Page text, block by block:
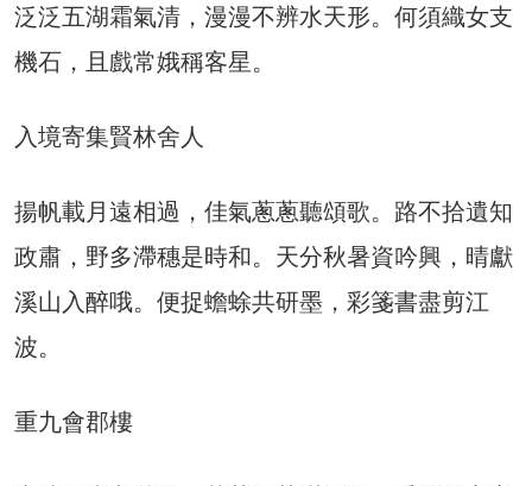
泛泛五湖霜氣清，漫漫不辨水天形。何須織女支
機石，且戲常娥稱客星。
入境寄集賢林舍人
揚帆載月遠相過，佳氣蔥蔥聽頌歌。路不拾遺知
政肅，野多滯穗是時和。天分秋暑資吟興，晴獻
溪山入醉哦。便捉蟾蜍共研墨，彩箋書盡剪江
波。
重九會郡樓